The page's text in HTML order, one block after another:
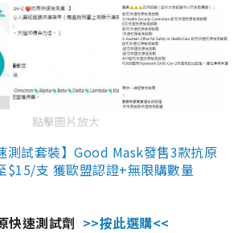
點擊圖片放大
測試套裝】Good Mask發售3款抗原
$15/支 獲歐盟認證+無限購數量
快速測試劑 >>按此選購<<